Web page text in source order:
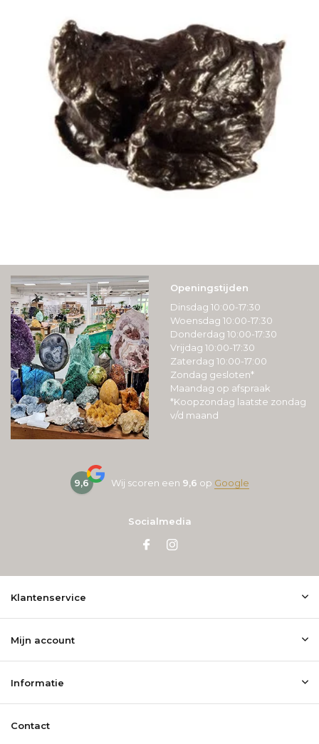
Openingstijden
Dinsdag 10:00-17:30
Woensdag 10:00-17:30
Donderdag 10:00-17:30
Vrijdag 10:00-17:30
Zaterdag 10:00-17:00
Zondag gesloten*
Maandag op afspraak
*Koopzondag laatste zondag
v/d maand
9,6 Wij scoren een 9,6 op Google
Socialmedia
Klantenservice
Mijn account
Informatie
Contact